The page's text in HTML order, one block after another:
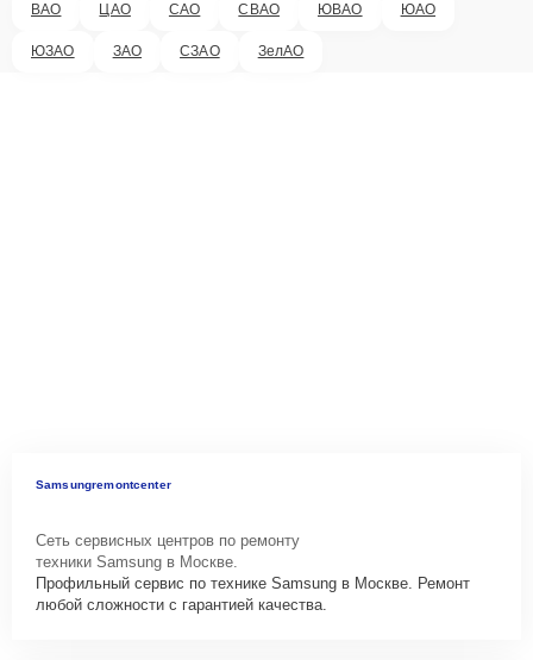
ВАО ЦАО САО СВАО ЮВАО ЮАО
ЮЗАО ЗАО СЗАО ЗелАО
Samsungremontcenter
Сеть сервисных центров по ремонту
техники Samsung в Москве.
Профильный сервис по технике Samsung в Москве. Ремонт
любой сложности с гарантией качества.